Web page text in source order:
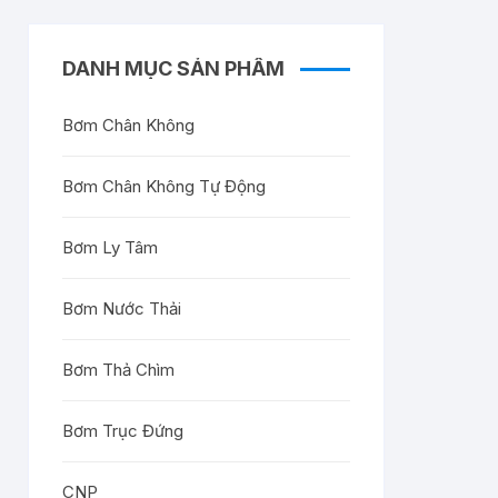
DANH MỤC SẢN PHẨM
Bơm Chân Không
Bơm Chân Không Tự Động
Bơm Ly Tâm
Bơm Nước Thải
Bơm Thả Chìm
Bơm Trục Đứng
CNP